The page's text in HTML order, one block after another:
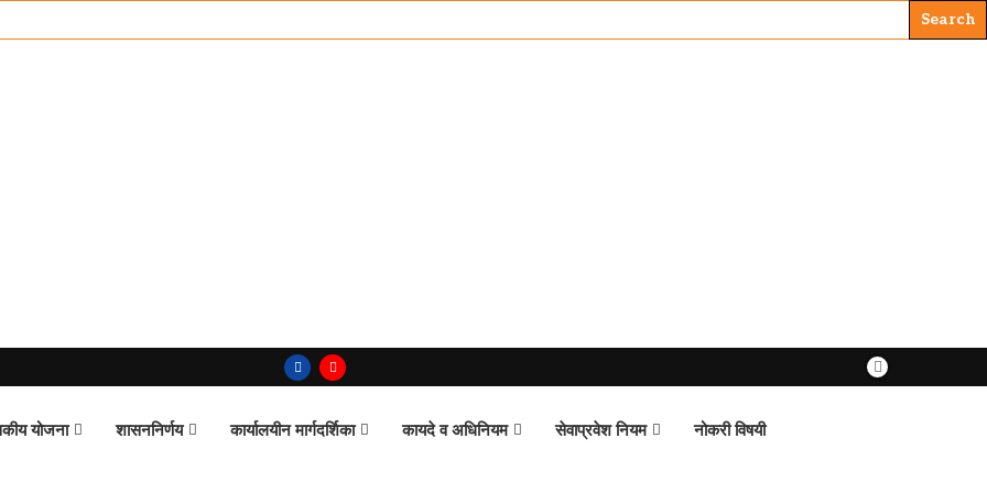
योजना शासननिर्णय कार्यालयीन मार्गदर्शिका कायदे व अधिनियम सेवाप्रवेश नियम नोकरी विषयी